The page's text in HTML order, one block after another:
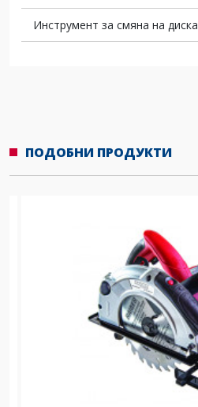
Инструмент за смяна на диска
ПОДОБНИ ПРОДУКТИ